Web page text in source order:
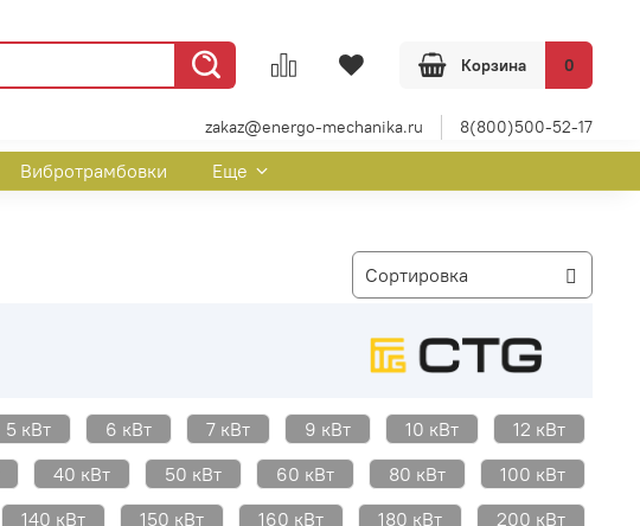
Корзина 0
zakaz@energo-mechanika.ru 8(800)500-52-17
Вибротрамбовки Еще
5 кВт 6 кВт 7 кВт 9 кВт 10 кВт
12 кВт
40 кВт 50 кВт 60 кВт 80 кВт
100 кВт
140 кВт 150 кВт 160 кВт 180 кВт 200 кВт